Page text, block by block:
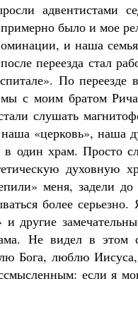
адвентистами
было и мое
и наша
переезда стал
По
мы с моим братом
слушать
«церковь», наша
один храм. Просто
духовную
меня, задели
более
и другие
Не видел в этом
Бога, люблю
если я